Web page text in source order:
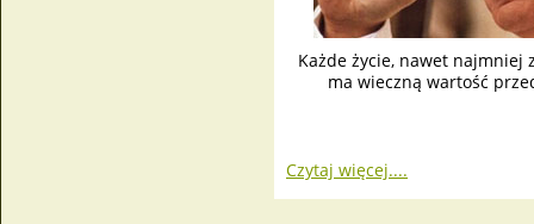
Każde życie, nawet najmniej
ma wieczną wartość
Czytaj więcej....